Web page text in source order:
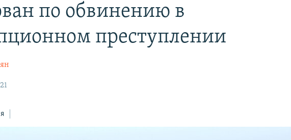
по обвинению в
преступлении